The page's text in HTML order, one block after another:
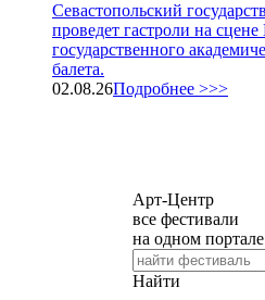
Севастопольский
проведет гастроли на
государственного
балета.
02.08.26Подробнее >>>